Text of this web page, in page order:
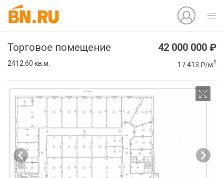
Торговое помещение 42 000 000 ₽
2412.60 кв.м. 17 413 ₽/м2